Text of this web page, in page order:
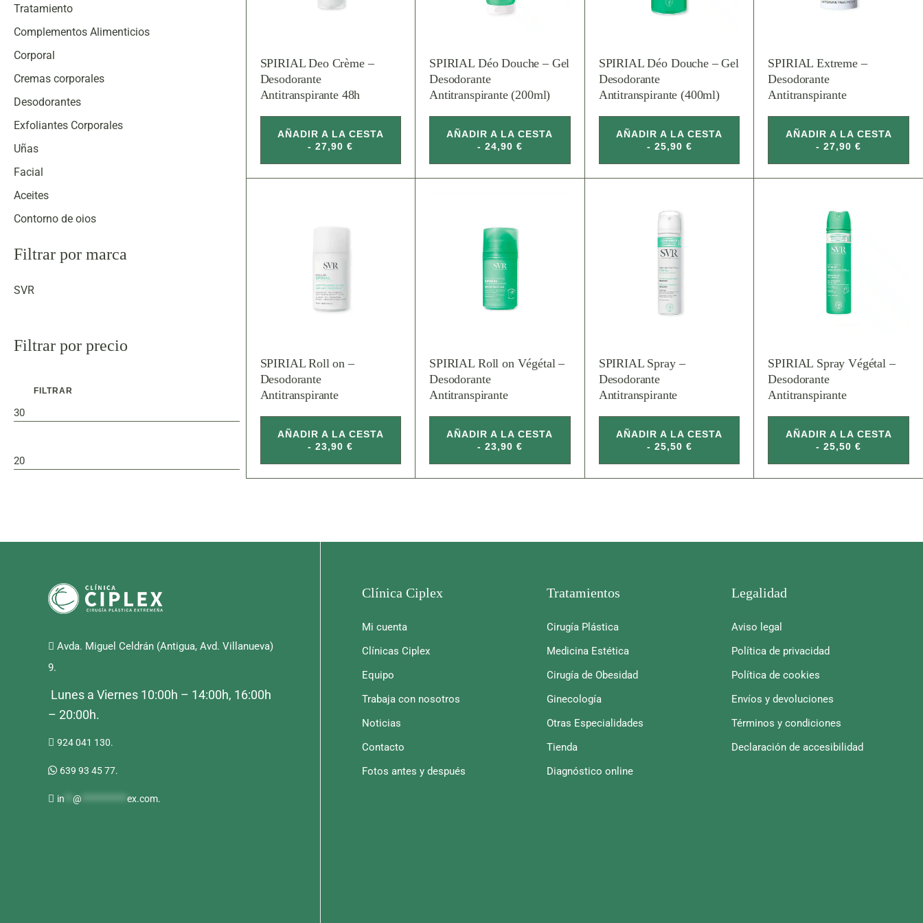
SPIRIAL Deo Crème –
Desodorante
Antitranspirante 48h
AÑADIR A LA CESTA
- 27,90 €
SPIRIAL Déo Douche – Gel
Desodorante
Antitranspirante (200ml)
AÑADIR A LA CESTA
- 24,90 €
SPIRIAL Déo Douche – Gel
Desodorante
Antitranspirante (400ml)
AÑADIR A LA CESTA
- 25,90 €
SPIRIAL Extreme –
Desodorante
Antitranspirante
AÑADIR A LA CESTA
- 27,90 €
SPIRIAL Roll on –
Desodorante
Antitranspirante
AÑADIR A LA CESTA
- 23,90 €
SPIRIAL Roll on Végétal –
Desodorante
Antitranspirante
AÑADIR A LA CESTA
- 23,90 €
SPIRIAL Spray –
Desodorante
Antitranspirante
AÑADIR A LA CESTA
- 25,50 €
SPIRIAL Spray Végétal –
Desodorante
Antitranspirante
AÑADIR A LA CESTA
- 25,50 €
Tratamiento
Complementos Alimenticios
Corporal
Cremas corporales
Desodorantes
Exfoliantes Corporales
Uñas
Facial
Aceites
Contorno de ojos
Exfoliantes
Packs
Filtrar por marca
SVR
Filtrar por precio
FILTRAR
Avda. Miguel Celdrán (Antigua, Avd. Villanueva)
9.
Lunes a Viernes 10:00h – 14:00h, 16:00h
– 20:00h.
924 041 130.
639 93 45 77.
in @ ex.com.
Clínica Ciplex
Mi cuenta
Clínicas Ciplex
Equipo
Trabaja con nosotros
Noticias
Contacto
Fotos antes y después
Tratamientos
Cirugía Plástica
Medicina Estética
Cirugía de Obesidad
Ginecología
Otras Especialidades
Tienda
Diagnóstico online
Legalidad
Aviso legal
Política de privacidad
Política de cookies
Envíos y devoluciones
Términos y condiciones
Declaración de accesibilidad